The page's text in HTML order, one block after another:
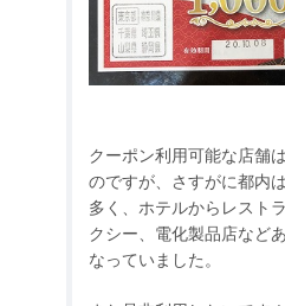
クーポン利用可能な店舗
のですが、さすがに都内
多く、ホテルからレスト
クシー、電化製品店など
なっていました。